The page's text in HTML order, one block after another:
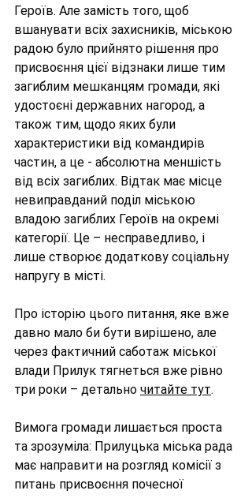
Героїв. Але замість того, щоб
вшанувати всіх захисників, міською
радою було прийнято рішення про
присвоєння цієї відзнаки лише тим
загиблим мешканцям громади, які
удостоєні державних нагород, а
також тим, щодо яких були
характеристики від командирів
частин, а це - абсолютна меншість
від всіх загиблих. Відтак має місце
невиправданий поділ міською
владою загиблих Героїв на окремі
категорії. Це – несправедливо, і
лише створює додаткову соціальну
напругу в місті.
Про історію цього питання, яке вже
давно мало би бути вирішено, але
через фактичний саботаж міської
влади Прилук тягнеться вже рівно
три роки – детально читайте тут.
Вимога громади лишається проста
та зрозуміла: Прилуцька міська рада
має направити на розгляд комісії з
питань присвоєння почесної